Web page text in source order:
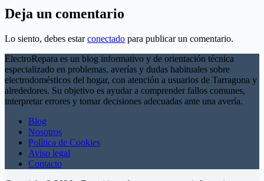
Deja un comentario
Lo siento, debes estarconectado para publicar un comentario.
ElectroRepara es un blog informativo y de orientación técnica
especializado en problemas, averías y dudas habituales sobre
electrodomésticos del hogar, con atención a usuarios de Tarragona y
alrededores. Su objetivo es ayudar a comprender fallos comunes,
interpretar errores y tomar decisiones adecuadas ante una avería.
Blog
Nosotros
Política de Cookies
Aviso legal
Contacto